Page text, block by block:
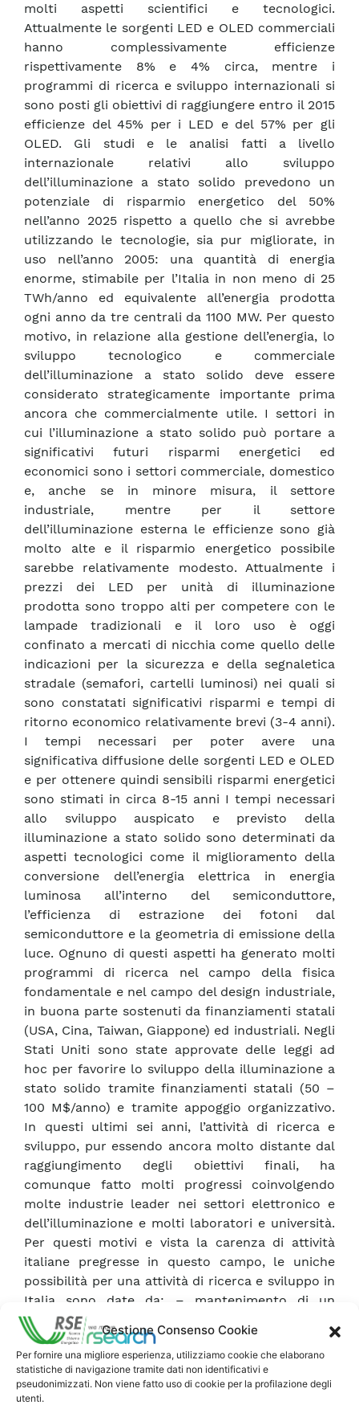
Gestione Consenso Cookie
Per fornire una migliore esperienza, utilizziamo cookie che elaborano
statistiche di navigazione tramite dati non identificativi e
pseudonimizzati. Non viene fatto uso di cookie per la profilazione degli
utenti.
molti aspetti scientifici e tecnologici.
Attualmente le sorgenti LED e OLED commerciali
hanno complessivamente efficienze
rispettivamente 8% e 4% circa, mentre i
programmi di ricerca e sviluppo internazionali si
sono posti gli obiettivi di raggiungere entro il 2015
efficienze del 45% per i LED e del 57% per gli
OLED. Gli studi e le analisi fatti a livello
internazionale relativi allo sviluppo
dell’illuminazione a stato solido prevedono un
potenziale di risparmio energetico del 50%
nell’anno 2025 rispetto a quello che si avrebbe
utilizzando le tecnologie, sia pur migliorate, in
uso nell’anno 2005: una quantità di energia
enorme, stimabile per l’Italia in non meno di 25
TWh/anno ed equivalente all’energia prodotta
ogni anno da tre centrali da 1100 MW. Per questo
motivo, in relazione alla gestione dell’energia, lo
sviluppo tecnologico e commerciale
dell’illuminazione a stato solido deve essere
considerato strategicamente importante prima
ancora che commercialmente utile. I settori in
cui l’illuminazione a stato solido può portare a
significativi futuri risparmi energetici ed
economici sono i settori commerciale, domestico
e, anche se in minore misura, il settore
industriale, mentre per il settore
dell’illuminazione esterna le efficienze sono già
molto alte e il risparmio energetico possibile
sarebbe relativamente modesto. Attualmente i
prezzi dei LED per unità di illuminazione
prodotta sono troppo alti per competere con le
lampade tradizionali e il loro uso è oggi
confinato a mercati di nicchia come quello delle
indicazioni per la sicurezza e della segnaletica
stradale (semafori, cartelli luminosi) nei quali si
sono constatati significativi risparmi e tempi di
ritorno economico relativamente brevi (3-4 anni).
I tempi necessari per poter avere una
significativa diffusione delle sorgenti LED e OLED
e per ottenere quindi sensibili risparmi energetici
sono stimati in circa 8-15 anni I tempi necessari
allo sviluppo auspicato e previsto della
illuminazione a stato solido sono determinati da
aspetti tecnologici come il miglioramento della
conversione dell’energia elettrica in energia
luminosa all’interno del semiconduttore,
l’efficienza di estrazione dei fotoni dal
semiconduttore e la geometria di emissione della
luce. Ognuno di questi aspetti ha generato molti
programmi di ricerca nel campo della fisica
fondamentale e nel campo del design industriale,
in buona parte sostenuti da finanziamenti statali
(USA, Cina, Taiwan, Giappone) ed industriali. Negli
Stati Uniti sono state approvate delle leggi ad
hoc per favorire lo sviluppo della illuminazione a
stato solido tramite finanziamenti statali (50 –
100 M$/anno) e tramite appoggio organizzativo.
In questi ultimi sei anni, l’attività di ricerca e
sviluppo, pur essendo ancora molto distante dal
raggiungimento degli obiettivi finali, ha
comunque fatto molti progressi coinvolgendo
molte industrie leader nei settori elettronico e
dell’illuminazione e molti laboratori e università.
Per questi motivi e vista la carenza di attività
italiane pregresse in questo campo, le uniche
possibilità per una attività di ricerca e sviluppo in
Italia sono date da: – mantenimento di un
osservatorio tecnologico con cui prevedere i
risparmi energetici contribuendo alla previsione
della domanda finale di energia – partecipazione
a ricerche internazionali su aspetti tecnologici
utili per l’industria nazionale nel tentativo di